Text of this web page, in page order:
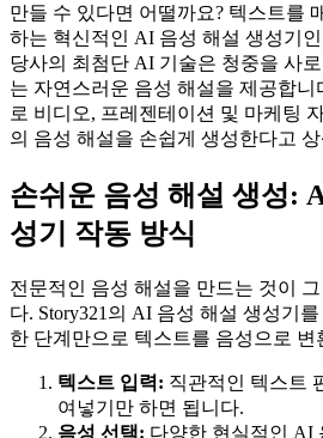
만들 수 있다면 어떨까요? 텍스트를
하는 혁신적인 AI 음성 해설 생성기
당사의 최첨단 AI 기술은 청중을 사
는 자연스러운 음성 해설을 제공합니
로 비디오, 프레젠테이션 및 마케팅
의 음성 해설을 손쉽게 생성한다고
손쉬운 음성 해설 생성:
성기 작동 방식
전문적인 음성 해설을 만드는 것이
다. Story321의 AI 음성 해설 생성기
한 단계만으로 텍스트를 음성으로 변
텍스트 입력: 직관적인 텍스트
여넣기만 하면 됩니다.
음성 선택: 다양한 현실적인 AI